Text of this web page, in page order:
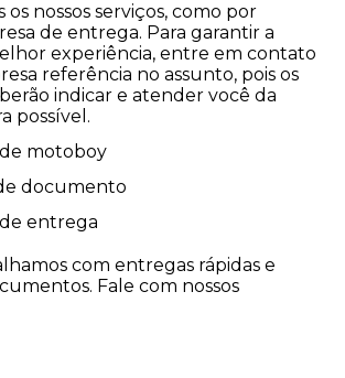
nossos serviços, como por
de entrega. Para garantir a
experiência, entre em contato
referência no assunto, pois os
indicar e atender você da
possível.
de motoboy
documento
de entrega
com entregas rápidas e
Fale com nossos